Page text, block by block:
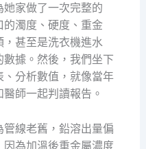
家做了一次完整的
的濁度、硬度、重金
甚至是洗衣機進水
據。然後，我們坐下
分析數值，就像當年
師一起判讀報告。
管線老舊，鉛溶出量偏
為加溫後重金屬濃度